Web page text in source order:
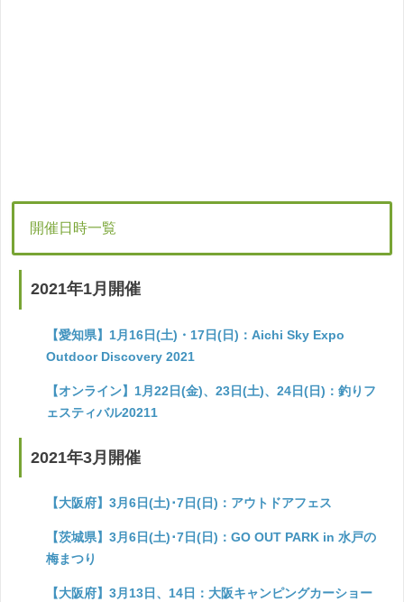
開催日時一覧
2021年1月開催
【愛知県】1月16日(土)・17日(日)：Aichi Sky Expo
Outdoor Discovery 2021
【オンライン】1月22日(金)、23日(土)、24日(日)：釣りフ
ェスティバル20211
2021年3月開催
【大阪府】3月6日(土)･7日(日)：アウトドアフェス
【茨城県】3月6日(土)･7日(日)：GO OUT PARK in 水戸の
梅まつり
【大阪府】3月13日、14日：大阪キャンピングカーショー